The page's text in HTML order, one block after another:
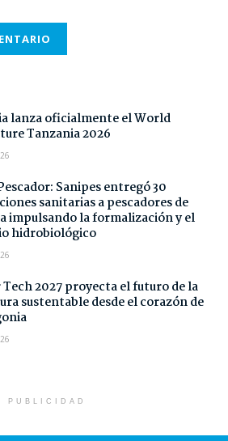
lanza oficialmente el World
Tanzania 2026
Sanipes entregó 30
sanitarias a pescadores de
impulsando la formalización y el
hidrobiológico
Tech 2027 proyecta el futuro de la
sustentable desde el corazón de
PUBLICIDAD